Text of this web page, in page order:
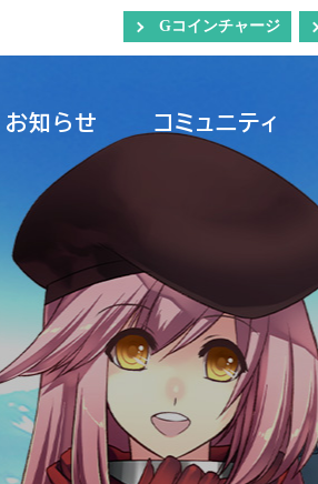
Gコインチャージ
お知らせ コミュニティ